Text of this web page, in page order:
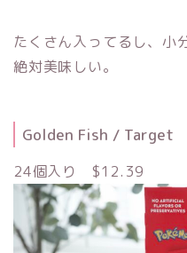
たくさん入ってるし、小
絶対美味しい。
Golden Fish / Target
24個入り $12.39